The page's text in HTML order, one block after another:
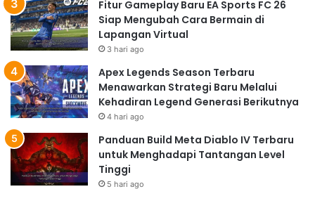
Fitur Gameplay Baru EA Sports FC 26
Siap Mengubah Cara Bermain di
Lapangan Virtual
3 hari ago
Apex Legends Season Terbaru
Menawarkan Strategi Baru Melalui
Kehadiran Legend Generasi Berikutnya
4 hari ago
Panduan Build Meta Diablo IV Terbaru
untuk Menghadapi Tantangan Level
Tinggi
5 hari ago